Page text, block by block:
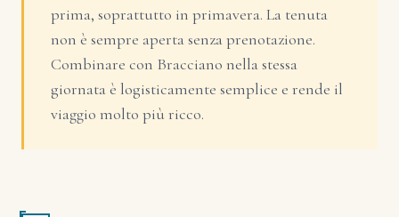
prima, soprattutto in primavera. La tenuta
non è sempre aperta senza prenotazione.
Combinare con Bracciano nella stessa
giornata è logisticamente semplice e rende il
viaggio molto più ricco.